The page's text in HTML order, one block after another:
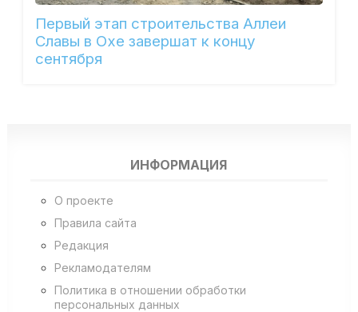
Первый этап строительства Аллеи
Славы в Охе завершат к концу
сентября
ИНФОРМАЦИЯ
О проекте
Правила сайта
Редакция
Рекламодателям
Политика в отношении обработки
персональных данных